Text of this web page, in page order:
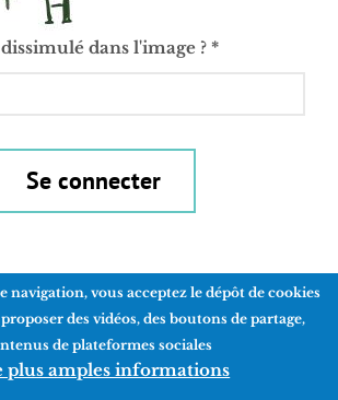
dans l'image ? *
Se connecter
Mentions légales
vous acceptez le dépôt de cookies
des vidéos, des boutons de partage,
de plateformes sociales
plus amples informations